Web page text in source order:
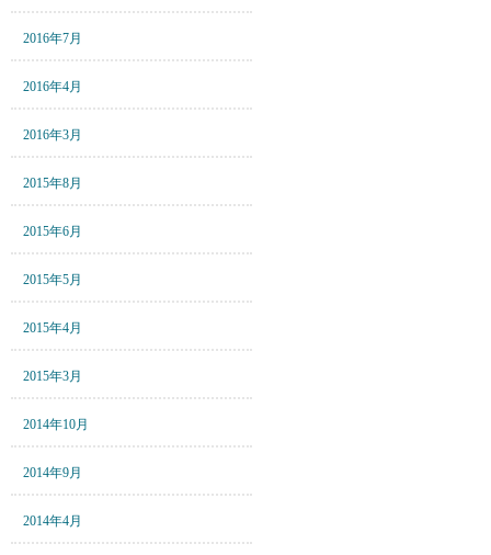
2016年7月
2016年4月
2016年3月
2015年8月
2015年6月
2015年5月
2015年4月
2015年3月
2014年10月
2014年9月
2014年4月